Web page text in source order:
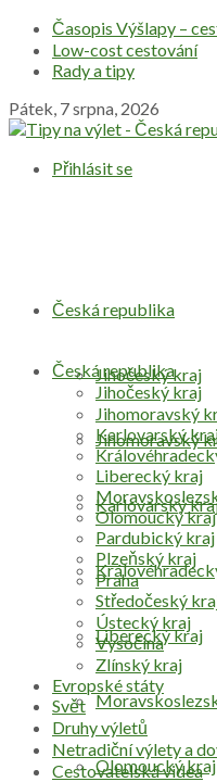
Časopis Výšlapy –
Low-cost cestování
Rady a tipy
Pátek, 7 srpna, 2026
Přihlásit se
Česká republika
Jihočeský kraj
Jihomoravský
Karlovarský
Liberecký kraj
Olomoucký kraj
Česká republika
Jihočeský kraj
Jihomoravský
Karlovarský
Liberecký kraj
Olomoucký kraj
Pardubický kraj
Plzeňský kraj
Praha
Středočeský
Ústecký kraj
Vysočina
Zlínský kraj
Evropské státy
Svět
Druhy výletů
Netradiční výlety a
Cestovatelská videa